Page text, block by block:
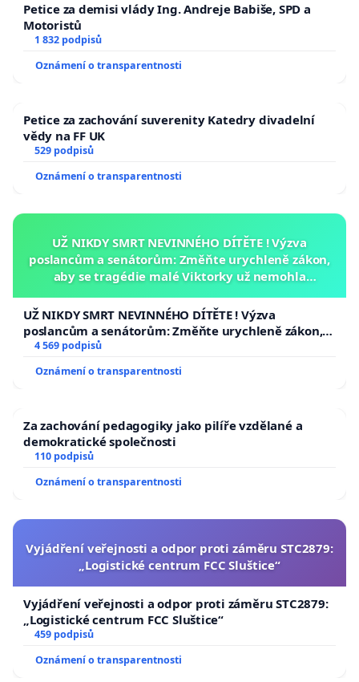
Petice za demisi vlády Ing. Andreje Babiše, SPD a
Motoristů
1 832 podpisů
Oznámení o transparentnosti
Petice za zachování suverenity Katedry divadelní
vědy na FF UK
529 podpisů
Oznámení o transparentnosti
UŽ NIKDY SMRT NEVINNÉHO DÍTĚTE ! Výzva
poslancům a senátorům: Změňte urychleně zákon,
aby se tragédie malé Viktorky už nemohla
UŽ NIKDY SMRT NEVINNÉHO DÍTĚTE ! Výzva
poslancům a senátorům: Změňte urychleně zákon,
aby se tragédie malé Viktorky už nemohla opakovat!
4 569 podpisů
Oznámení o transparentnosti
Za zachování pedagogiky jako pilíře vzdělané a
demokratické společnosti
110 podpisů
Oznámení o transparentnosti
Vyjádření veřejnosti a odpor proti záměru STC2879:
„Logistické centrum FCC Sluštice“
Vyjádření veřejnosti a odpor proti záměru STC2879:
„Logistické centrum FCC Sluštice“
459 podpisů
Oznámení o transparentnosti